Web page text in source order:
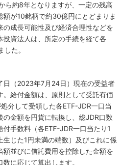
ら約8年となりますが、一定の残高
額が10銘柄で約30億円にとどまりま
の成長可能性及び経済合理性などを
資法人は、所定の手続を経て各
た。
日（2023年7月 24日）現在の受益者
給付金額は、原則として受託有価
分して受領した各ETF-JDR一口当
の金額を円貨に転換し、総JDR口数
付手数料（各ETF-JDR一口当たり 1
生じた1円未満の端数）及びこれに係
並びに信託費用を控除した金額を
数に応じて算出します。